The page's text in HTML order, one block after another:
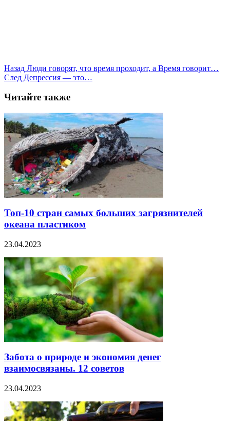
Назад Люди говорят, что время проходит, а Время говорит…
След Депрессия — это…
Читайте также
Топ-10 стран самых больших загрязнителей
океана пластиком
23.04.2023
Забота о природе и экономия денег
взаимосвязаны. 12 советов
23.04.2023